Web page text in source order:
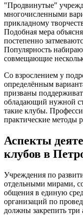
"Продвинутые"
многочисленными
прикладному
Подобная мера
постепенно
Популярность
совмещающие
Со взрослением у
определённым
призваны
обладающий нужной
такие клубы.
практические методы
Аспекты
клубов в
Учреждения по
отдельными мирами,
общения в единую
организаций по
должны закрепить три